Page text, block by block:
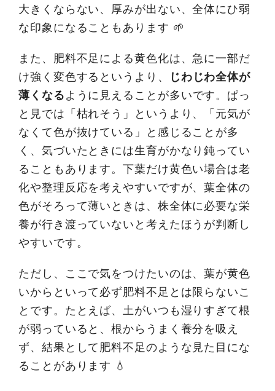
大きくならない、厚みが出ない、全体にひ弱
な印象になることもあります 🌱
また、肥料不足による黄色化は、急に一部だ
け強く変色するというより、
じわじわ全体が
薄くなるように見えることが多いです。ぱっ
と見では「枯れそう」というより、「元気が
なくて色が抜けている」と感じることが多
く、気づいたときには生育がかなり鈍ってい
ることもあります。下葉だけ黄色い場合は老
化や整理反応を考えやすいですが、葉全体の
色がそろって薄いときは、株全体に必要な栄
養が行き渡っていないと考えたほうが判断し
やすいです。
ただし、ここで気をつけたいのは、葉が黄色
いからといって必ず肥料不足とは限らないこ
とです。たとえば、土がいつも湿りすぎて根
が弱っていると、根からうまく養分を吸え
ず、結果として肥料不足のような見た目にな
ることがあります 💧